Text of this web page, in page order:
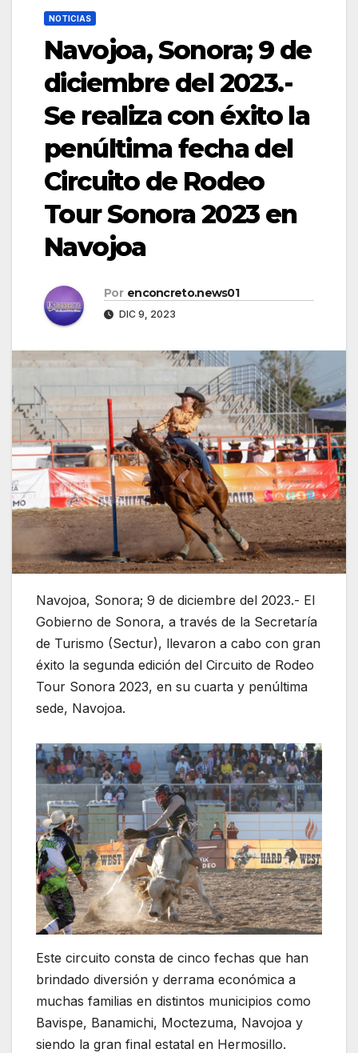
NOTICIAS
Navojoa, Sonora; 9 de
diciembre del 2023.-
Se realiza con éxito la
penúltima fecha del
Circuito de Rodeo
Tour Sonora 2023 en
Navojoa
Por enconcreto.news01
DIC 9, 2023
Navojoa, Sonora; 9 de diciembre del 2023.- El
Gobierno de Sonora, a través de la Secretaría
de Turismo (Sectur), llevaron a cabo con gran
éxito la segunda edición del Circuito de Rodeo
Tour Sonora 2023, en su cuarta y penúltima
sede, Navojoa.
Este circuito consta de cinco fechas que han
brindado diversión y derrama económica a
muchas familias en distintos municipios como
Bavispe, Banamichi, Moctezuma, Navojoa y
siendo la gran final estatal en Hermosillo.